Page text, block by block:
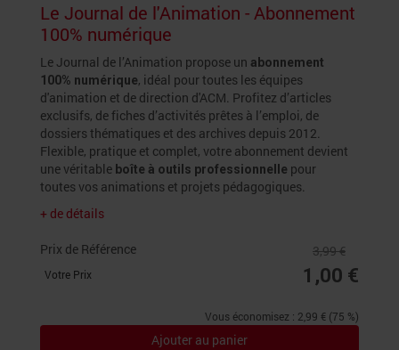
Le Journal de l'Animation - Abonnement
100% numérique
Le Journal de l’Animation propose un abonnement
100% numérique, idéal pour toutes les équipes
d'animation et de direction d'ACM. Profitez d’articles
exclusifs, de fiches d’activités prêtes à l’emploi, de
dossiers thématiques et des archives depuis 2012.
Flexible, pratique et complet, votre abonnement devient
une véritable boîte à outils professionnelle pour
toutes vos animations et projets pédagogiques.
+ de détails
Prix de Référence 3,99 €
Votre Prix 1,00 €
Vous économisez : 2,99 € (75 %)
Ajouter au panier